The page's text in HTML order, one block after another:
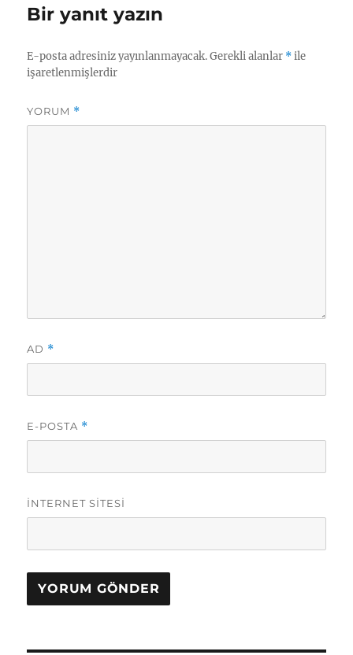
h
e
Bir yanıt yazın
E-posta adresiniz yayınlanmayacak. Gerekli alanlar *ile
işaretlenmişlerdir
YORUM *
AD *
E-POSTA *
İNTERNET SITESI